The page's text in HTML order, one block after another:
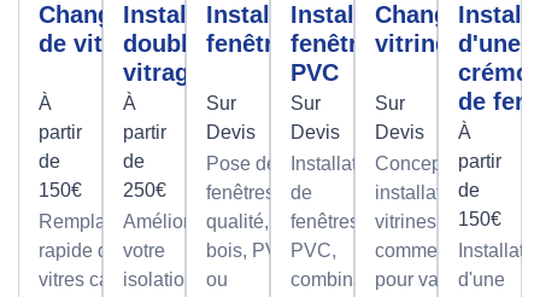
Changement
de vitre
À
partir
de
150€
Remplacement
rapide de
vitres cassées,
Installation
double
vitrage
À
partir
de
250€
Améliorez
votre
isolation
Installation
fenêtres
Sur
Devis
Pose de
fenêtres de
qualité, en
bois, PVC
ou
Installation
fenêtre
PVC
Sur
Devis
Installation
de
fenêtres
PVC,
combinant
Changement
vitrine
Sur
Devis
Conception et
installation de
vitrines
commerciales
pour valoriser
d'une
de
À
partir
de
150€
d'une